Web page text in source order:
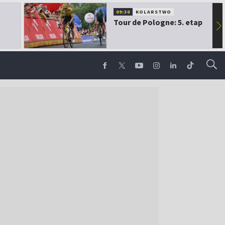
09:30 KOLARSTWO
Tour de Pologne: 5. etap ▶